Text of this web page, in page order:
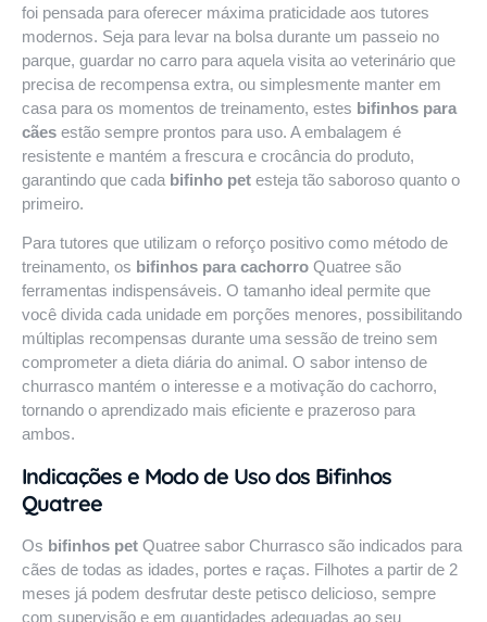
foi pensada para oferecer máxima praticidade aos tutores
modernos. Seja para levar na bolsa durante um passeio no
parque, guardar no carro para aquela visita ao veterinário que
precisa de recompensa extra, ou simplesmente manter em
casa para os momentos de treinamento, estes bifinhos para
cães estão sempre prontos para uso. A embalagem é
resistente e mantém a frescura e crocância do produto,
garantindo que cada bifinho pet esteja tão saboroso quanto o
primeiro.
Para tutores que utilizam o reforço positivo como método de
treinamento, os bifinhos para cachorro Quatree são
ferramentas indispensáveis. O tamanho ideal permite que
você divida cada unidade em porções menores, possibilitando
múltiplas recompensas durante uma sessão de treino sem
comprometer a dieta diária do animal. O sabor intenso de
churrasco mantém o interesse e a motivação do cachorro,
tornando o aprendizado mais eficiente e prazeroso para
ambos.
Indicações e Modo de Uso dos Bifinhos
Quatree
Os bifinhos pet Quatree sabor Churrasco são indicados para
cães de todas as idades, portes e raças. Filhotes a partir de 2
meses já podem desfrutar deste petisco delicioso, sempre
com supervisão e em quantidades adequadas ao seu